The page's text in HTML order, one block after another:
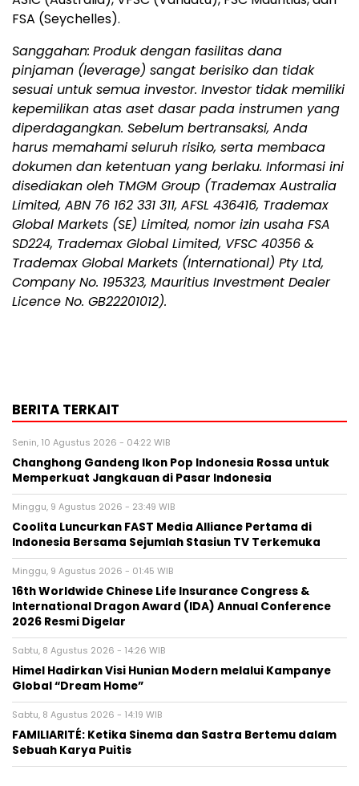
FSA (Seychelles).
Sanggahan: Produk dengan fasilitas dana
pinjaman (leverage) sangat berisiko dan tidak
sesuai untuk semua investor. Investor tidak memiliki
kepemilikan atas aset dasar pada instrumen yang
diperdagangkan. Sebelum bertransaksi, Anda
harus memahami seluruh risiko, serta membaca
dokumen dan ketentuan yang berlaku. Informasi ini
disediakan oleh TMGM Group (Trademax Australia
Limited, ABN 76 162 331 311, AFSL 436416, Trademax
Global Markets (SE) Limited, nomor izin usaha FSA
SD224, Trademax Global Limited, VFSC 40356 &
Trademax Global Markets (International) Pty Ltd,
Company No. 195323, Mauritius Investment Dealer
Licence No. GB22201012).
BERITA TERKAIT
Senin, 10 Agustus 2026 - 04:22 WIB
Changhong Gandeng Ikon Pop Indonesia Rossa untuk
Memperkuat Jangkauan di Pasar Indonesia
Minggu, 9 Agustus 2026 - 23:49 WIB
Coolita Luncurkan FAST Media Alliance Pertama di
Indonesia Bersama Sejumlah Stasiun TV Terkemuka
Minggu, 9 Agustus 2026 - 01:45 WIB
16th Worldwide Chinese Life Insurance Congress &
International Dragon Award (IDA) Annual Conference
2026 Resmi Digelar
Sabtu, 8 Agustus 2026 - 14:26 WIB
Himel Hadirkan Visi Hunian Modern melalui Kampanye
Global “Dream Home”
Sabtu, 8 Agustus 2026 - 14:19 WIB
FAMILIARITÉ: Ketika Sinema dan Sastra Bertemu dalam
Sebuah Karya Puitis